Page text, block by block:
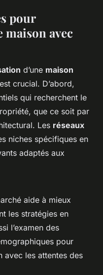
pour
avec
d’une maison
crucial. D’abord,
qui recherchent le
que ce soit par
Les réseaux
niches spécifiques en
adaptés aux
aide à mieux
les stratégies en
l’examen des
pour
avec les attentes des